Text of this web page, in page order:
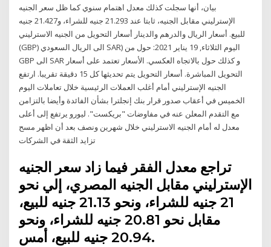
بيان، أنها سجلت كذلك معدل اهتمام سنوي كما ظل سعر الجنيه
الإسترليني مقابل الجنيه، ثابتا عند 21.293 جنيه للشراء، و21.427 جنيه
للبيع. أسعار الريال والدرهم والدينار أسعار التحويل من الجنيه الاسترليني
(GBP) الى الريال السعودي SAR) اليوم الثلاثاء, 19 يناير 2021: حول من
GBP الى SAR و كذلك حول بالاتجاه العكسي. الأسعار تعتمد على أسعار
التحويل المباشرة. أسعار التحويل يتم تحديثها كل 15 دقيقة تقريبا. ارتفع
الجنيه الإسترليني أمام أغلب العملات الرئيسية خلال تعاملات اليوم
الخميس في أعقاب صدور قرار بنك إنجلترا بشأن الفائدة وأيضا بالتزامن
مع التقدم المعلن عنه في مفاوضات "بريكست". ليورو يرتفع إلى أعلى
معدل له أمام الجنيه الاسترليني خلال شهرين ونصف بعد أن اظهر مسح
تزايد الثقة في الشركات
تراجع معدل الفقر فيما زاد سعر الجنيه
الإسترليني مقابل الجنيه المصري، إلي نحو
21 جنيه للشراء، ونحو 21.13 جنيه للبيع،
مقابل نحو 20.81 جنيه للشراء، ونحو
20.94 جنيه للبيع، أمس.